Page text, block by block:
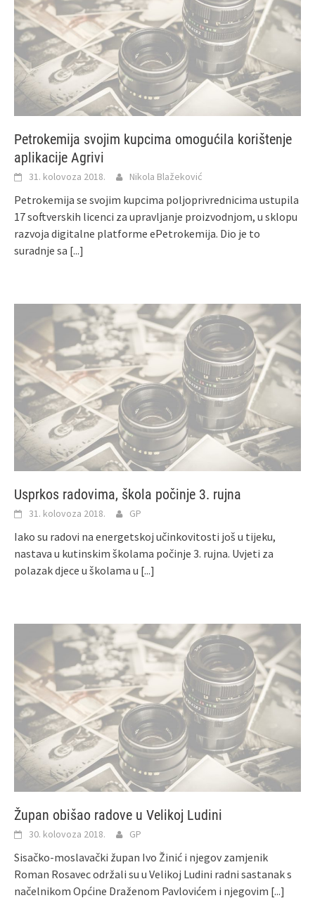
Petrokemija svojim kupcima omogućila korištenje
aplikacije Agrivi
31. kolovoza 2018. Nikola Blažeković
Petrokemija se svojim kupcima poljoprivrednicima ustupila
17 softverskih licenci za upravljanje proizvodnjom, u sklopu
razvoja digitalne platforme ePetrokemija. Dio je to
suradnje sa [...]
Usprkos radovima, škola počinje 3. rujna
31. kolovoza 2018. GP
Iako su radovi na energetskoj učinkovitosti još u tijeku,
nastava u kutinskim školama počinje 3. rujna. Uvjeti za
polazak djece u školama u [...]
Župan obišao radove u Velikoj Ludini
30. kolovoza 2018. GP
Sisačko-moslavački župan Ivo Žinić i njegov zamjenik
Roman Rosavec održali su u Velikoj Ludini radni sastanak s
načelnikom Općine Draženom Pavlovićem i njegovim [...]